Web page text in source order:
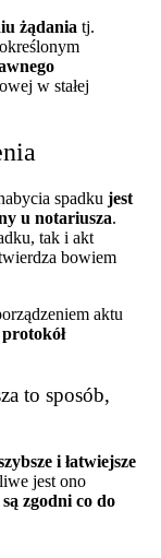
żądania tj.
w stałej
spadku jest
u notariusza.
tak i akt
bowiem
aktu
protokół
to sposób,
i łatwiejsze
jest ono
zgodni co do